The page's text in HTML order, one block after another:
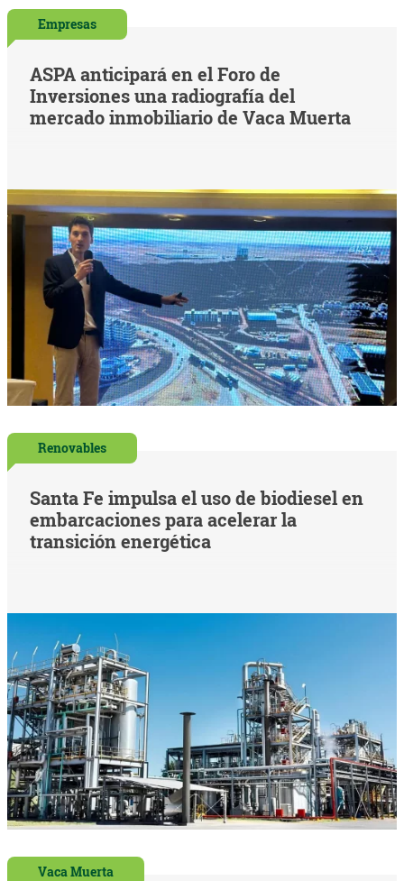
Empresas
ASPA anticipará en el Foro de
Inversiones una radiografía del
mercado inmobiliario de Vaca Muerta
Renovables
Santa Fe impulsa el uso de biodiesel en
embarcaciones para acelerar la
transición energética
Vaca Muerta